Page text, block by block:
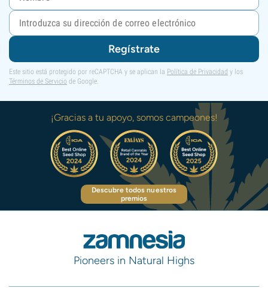
Regístrate
Este sitio está protegido por reCAPTCHA y se aplican la Política de Privacidad y los
Términos de Servicio de Google.
¡Gracias a tu apoyo, somos campeones!
Descubre todos nuestros
premios
Pioneers in Natural Highs